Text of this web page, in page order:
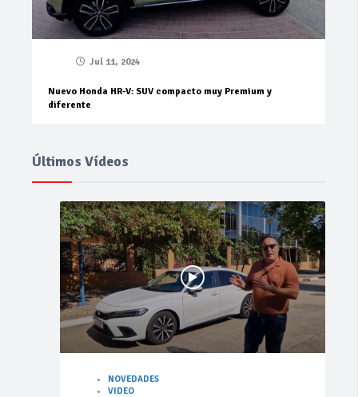
Jul 11, 2024
Nuevo Honda HR-V: SUV compacto muy Premium y
diferente
Últimos Vídeos
NOVEDADES
VIDEO